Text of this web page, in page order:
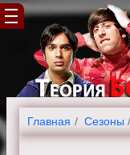
Главная Cезоны